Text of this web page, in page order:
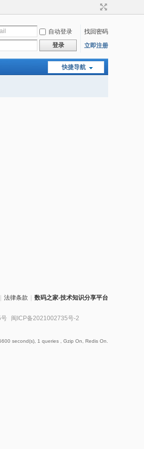
自动登录
找回密码
登录 立即注册
快捷导航
法律条款 数码之家-技术知识分享平台
闽ICP备2021002735号-2
second(s), 1 queries , Gzip On, Redis On.